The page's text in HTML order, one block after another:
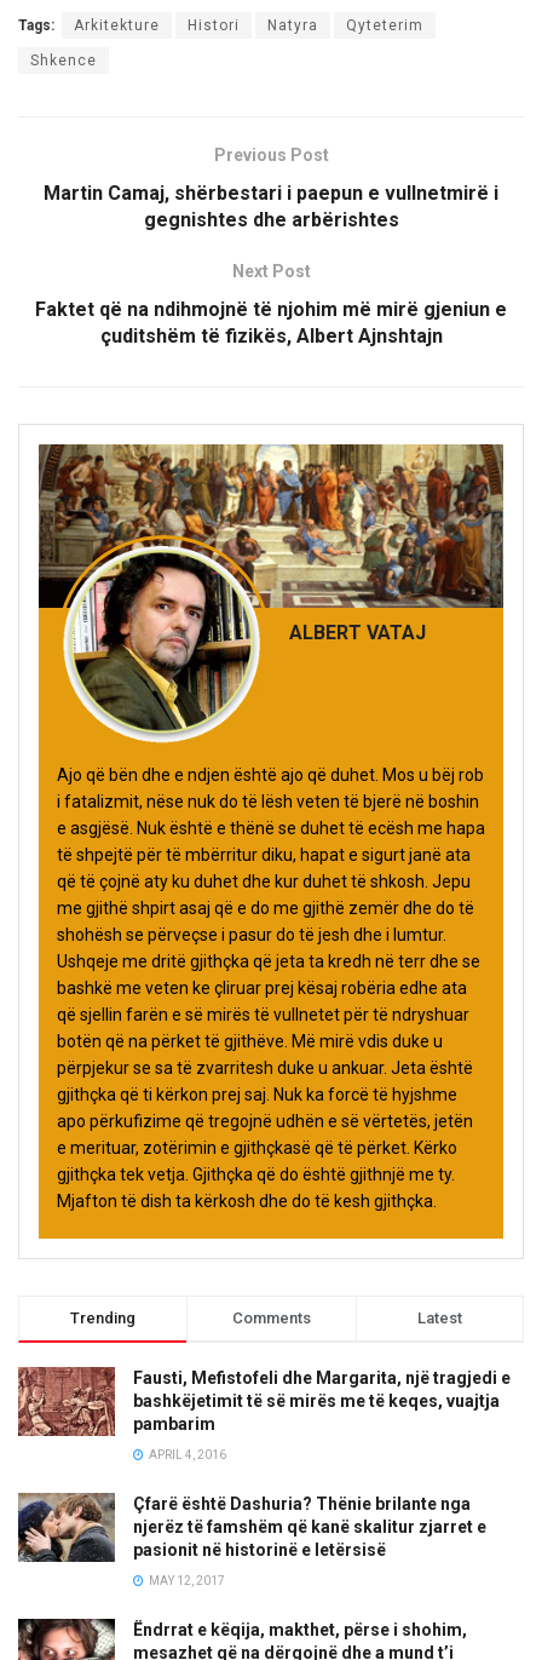
Tags: Arkitekture Histori Natyra Qyteterim
Shkence
Previous Post
Martin Camaj, shërbestari i paepun e vullnetmirë i
gegnishtes dhe arbërishtes
Next Post
Faktet që na ndihmojnë të njohim më mirë gjeniun e
çuditshëm të fizikës, Albert Ajnshtajn
ALBERT VATAJ
Ajo që bën dhe e ndjen është ajo që duhet. Mos u bëj rob
i fatalizmit, nëse nuk do të lësh veten të bjerë në boshin
e asgjësë. Nuk është e thënë se duhet të ecësh me hapa
të shpejtë për të mbërritur diku, hapat e sigurt janë ata
që të çojnë aty ku duhet dhe kur duhet të shkosh. Jepu
me gjithë shpirt asaj që e do me gjithë zemër dhe do të
shohësh se përveçse i pasur do të jesh dhe i lumtur.
Ushqeje me dritë gjithçka që jeta ta kredh në terr dhe se
bashkë me veten ke çliruar prej kësaj robëria edhe ata
që sjellin farën e së mirës të vullnetet për të ndryshuar
botën që na përket të gjithëve. Më mirë vdis duke u
përpjekur se sa të zvarritesh duke u ankuar. Jeta është
gjithçka që ti kërkon prej saj. Nuk ka forcë të hyjshme
apo përkufizime që tregojnë udhën e së vërtetës, jetën
e merituar, zotërimin e gjithçkasë që të përket. Kërko
gjithçka tek vetja. Gjithçka që do është gjithnjë me ty.
Mjafton të dish ta kërkosh dhe do të kesh gjithçka.
Trending Comments Latest
Fausti, Mefistofeli dhe Margarita, një tragjedi e
bashkëjetimit të së mirës me të keqes, vuajtja
pambarim
APRIL 4, 2016
Çfarë është Dashuria? Thënie brilante nga
njerëz të famshëm që kanë skalitur zjarret e
pasionit në historinë e letërsisë
MAY 12, 2017
Ëndrrat e këqija, makthet, përse i shohim,
mesazhet që na dërgojnë dhe a mund t’i